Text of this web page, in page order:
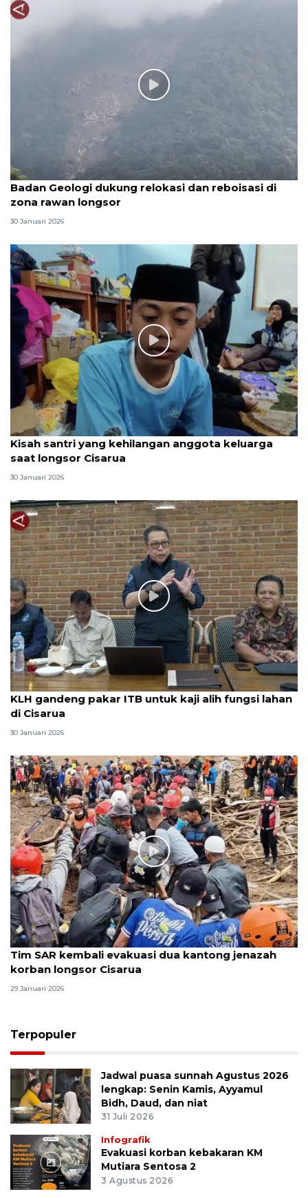
Badan Geologi dukung relokasi dan reboisasi di
zona rawan longsor
30 Januari 2026
Kisah santri yang kehilangan anggota keluarga
saat longsor Cisarua
30 Januari 2026
KLH gandeng pakar ITB untuk kaji alih fungsi lahan
di Cisarua
30 Januari 2026
Tim SAR kembali evakuasi dua kantong jenazah
korban longsor Cisarua
29 Januari 2026
Terpopuler
Jadwal puasa sunnah Agustus 2026
lengkap: Senin Kamis, Ayyamul
Bidh, Daud, dan niat
31 Juli 2026
Infografik
Evakuasi korban kebakaran KM
Mutiara Sentosa 2
3 Agustus 2026